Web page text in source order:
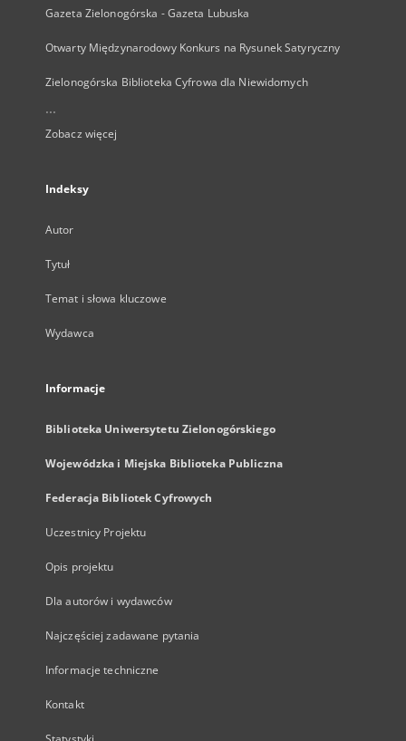
Gazeta Zielonogórska - Gazeta Lubuska
Otwarty Międzynarodowy Konkurs na Rysunek Satyryczny
Zielonogórska Biblioteka Cyfrowa dla Niewidomych
...
Zobacz więcej
Indeksy
Autor
Tytuł
Temat i słowa kluczowe
Wydawca
Informacje
Biblioteka Uniwersytetu Zielonogórskiego
Wojewódzka i Miejska Biblioteka Publiczna
Federacja Bibliotek Cyfrowych
Uczestnicy Projektu
Opis projektu
Dla autorów i wydawców
Najczęściej zadawane pytania
Informacje techniczne
Kontakt